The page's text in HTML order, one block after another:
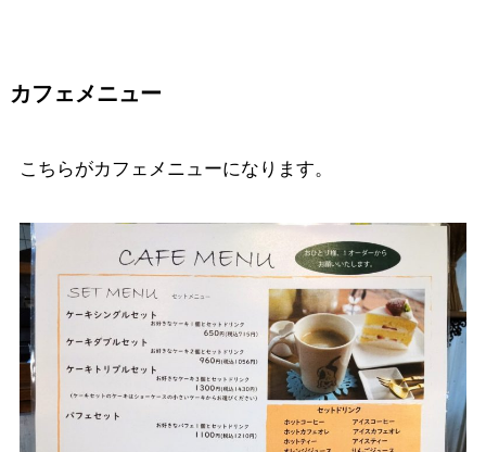
カフェメニュー
こちらがカフェメニューになります。